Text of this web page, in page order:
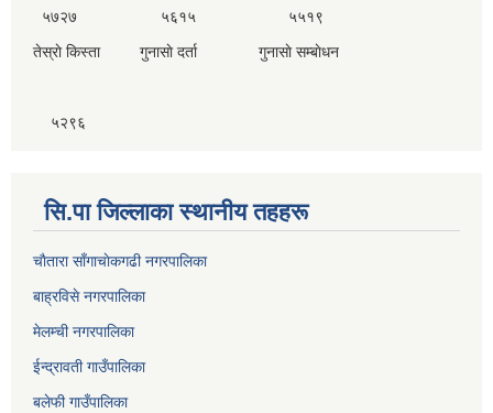
५७२७ ५६१५ ५५१९
तेस्राे किस्ता गुनासाे दर्ता गुनासाे सम्बाेधन
५२९६
सि.पा जिल्लाका स्थानीय तहहरू
चाैतारा साँगाचाेकगढी नगरपालिका
बाह्रविसे नगरपालिका
मेलम्ची नगरपालिका
ईन्द्रावती गाउँपालिका
बलेफी गाउँपालिका